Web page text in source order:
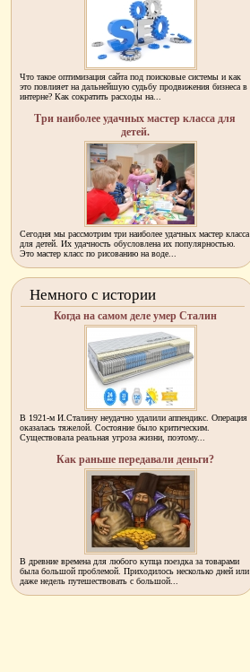
Что такое оптимизация сайта под поисковые системы и как
это повлияет на дальнейшую судьбу продвижения бизнеса в
интерне? Как сократить расходы на...
Три наиболее удачных мастер класса для
детей.
Сегодня мы рассмотрим три наиболее удачных мастер класса
для детей. Их удачность обусловлена их популярностью.
Это мастер класс по рисованию на воде...
Немного с истории
Когда на самом деле умер Сталин
В 1921-м И.Сталину неудачно удалили аппендикс. Операция
оказалась тяжелой. Состояние было критическим.
Существовала реальная угроза жизни, поэтому...
Как раньше передавали деньги?
В древние времена для любого купца поездка за товарами
была большой проблемой. Приходилось несколько дней или
даже недель путешествовать с большой...